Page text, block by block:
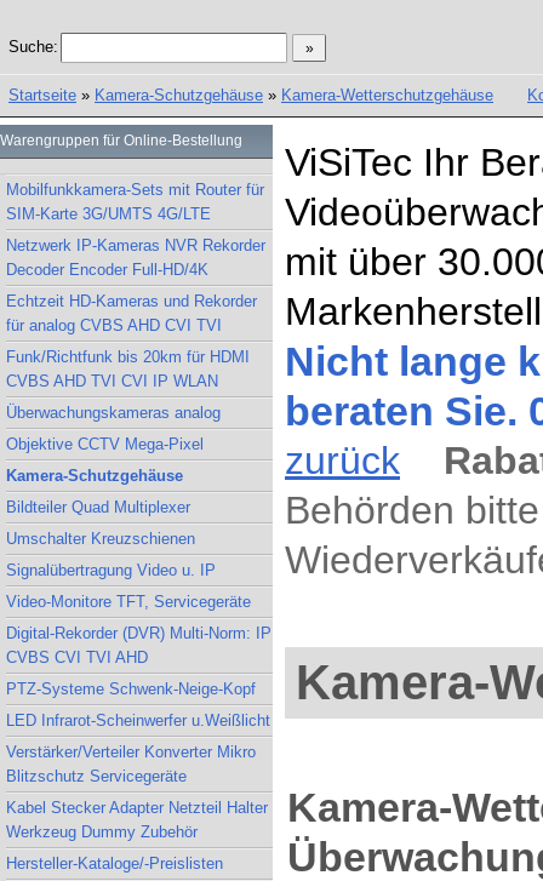
Suche:
Startseite » Kamera-Schutzgehäuse » Kamera-Wetterschutzgehäuse
Warengruppen für Online-Bestellung
Mobilfunkkamera-Sets mit Router für
SIM-Karte 3G/UMTS 4G/LTE
Netzwerk IP-Kameras NVR Rekorder
Decoder Encoder Full-HD/4K
Echtzeit HD-Kameras und Rekorder
für analog CVBS AHD CVI TVI
Funk/Richtfunk bis 20km für HDMI
CVBS AHD TVI CVI IP WLAN
Überwachungskameras analog
Objektive CCTV Mega-Pixel
Kamera-Schutzgehäuse
Bildteiler Quad Multiplexer
Umschalter Kreuzschienen
Signalübertragung Video u. IP
Video-Monitore TFT, Servicegeräte
Digital-Rekorder (DVR) Multi-Norm: IP
CVBS CVI TVI AHD
PTZ-Systeme Schwenk-Neige-Kopf
LED Infrarot-Scheinwerfer u.Weißlicht
Verstärker/Verteiler Konverter Mikro
Blitzschutz Servicegeräte
Kabel Stecker Adapter Netzteil Halter
Werkzeug Dummy Zubehör
Hersteller-Kataloge/-Preislisten
ViSiTec Ihr
mit über
Nicht lange
beraten Sie.
zurück
Behörden
Kamera-
Kamera-